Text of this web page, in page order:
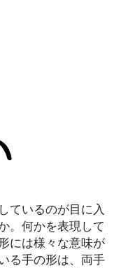
ているのが目に入
。何かを表現して
には様々な意味が
る手の形は、両手